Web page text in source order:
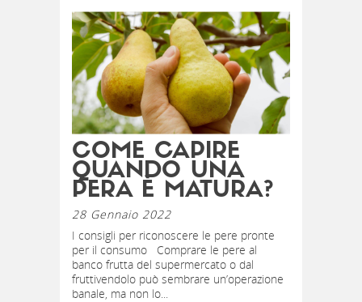
COME CAPIRE
QUANDO UNA
PERA È MATURA?
28 Gennaio 2022
I consigli per riconoscere le pere pronte
per il consumo Comprare le pere al
banco frutta del supermercato o dal
fruttivendolo può sembrare un’operazione
banale, ma non lo...